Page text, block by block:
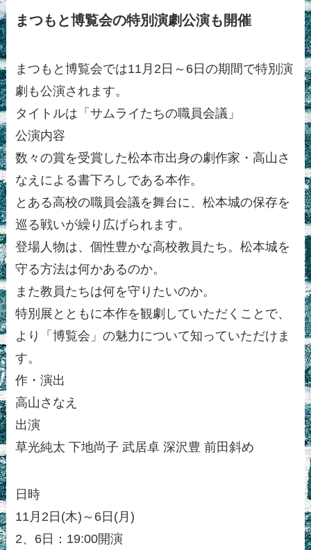
まつもと博覧会の特別演劇公演も開催
まつもと博覧会では11月2日～6日の期間で特別演
劇も公演されます。
タイトルは「サムライたちの職員会議」
公演内容
数々の賞を受賞した松本市出身の劇作家・高山さ
なえによる書下ろしである本作。
とある高校の職員会議を舞台に、松本城の保存を
巡る戦いが繰り広げられます。
登場人物は、個性豊かな高校教員たち。松本城を
守る方法は何かあるのか。
また教員たちは何を守りたいのか。
特別展とともに本作を観劇していただくことで、
より「博覧会」の魅力について知っていただけま
す。
作・演出
高山さなえ
出演
草光純太 下地尚子 武居卓 深沢豊 前田斜め
日時
11月2日(木)～6日(月)
2、6日：19:00開演